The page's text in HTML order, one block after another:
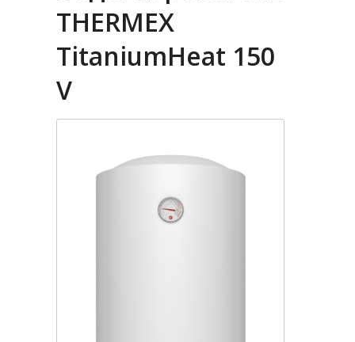
THERMEX
TitaniumHeat 150
V